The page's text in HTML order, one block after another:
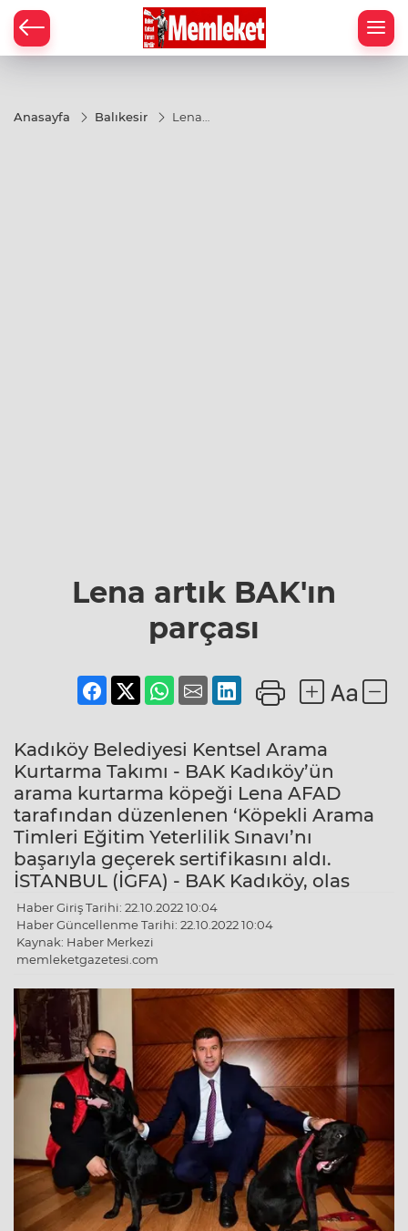
Anasayfa Balıkesir
Lena
Lena artık BAK'ın
parçası
Kadıköy Belediyesi Kentsel Arama
Kurtarma Takımı - BAK Kadıköy’ün
arama kurtarma köpeği Lena AFAD
tarafından düzenlenen ‘Köpekli Arama
Timleri Eğitim Yeterlilik Sınavı’nı
başarıyla geçerek sertifikasını aldı.
İSTANBUL (İGFA) - BAK Kadıköy, olas
Haber Giriş Tarihi: 22.10.2022 10:04
Haber Güncellenme Tarihi: 22.10.2022 10:04
Kaynak: Haber Merkezi
memleketgazetesi.com